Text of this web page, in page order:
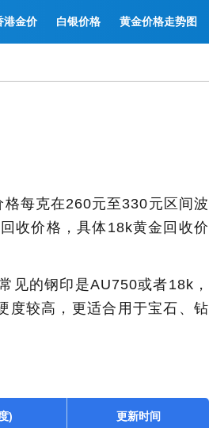
港金价 白银价格 黄金价格走势图
每克在260元至330元区间波
收价格，具体18k黄金回收价
见的钢印是AU750或者18k，
度较高，更适合用于宝石、钻
) 更新时间